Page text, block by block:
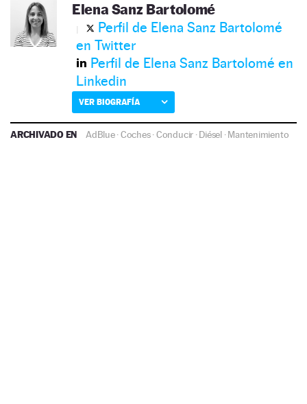
Elena Sanz Bartolomé
Perfil de Elena Sanz Bartolomé
en Twitter
Perfil de Elena Sanz Bartolomé en
Linkedin
VER BIOGRAFÍA
ARCHIVADO EN AdBlue·Coches·Conducir ·Diésel ·Mantenimiento